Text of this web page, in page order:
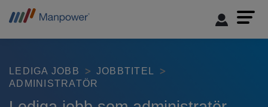
LEDIGA JOBB
JOBBTITEL
ADMINISTRATÖR